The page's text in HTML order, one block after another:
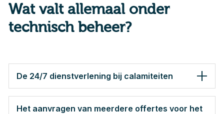
Wat valt allemaal onder
technisch beheer?
De 24/7 dienstverlening bij calamiteiten
Het aanvragen van meerdere offertes voor het